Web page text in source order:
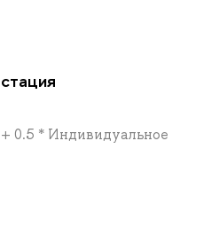
0.5 * Индивидуальное